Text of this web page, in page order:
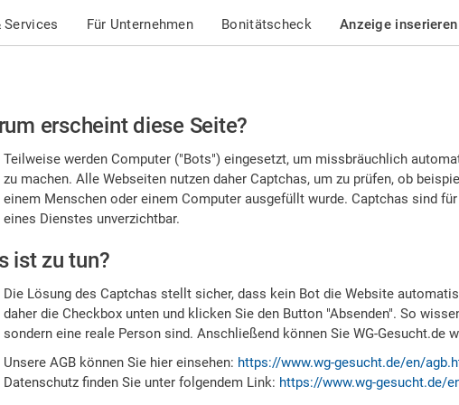
Services Für Unternehmen Bonitätscheck Anzeige inserieren
erscheint diese Seite?
Teilweise werden Computer ("Bots") eingesetzt, um missbräuchlich
zu machen. Alle Webseiten nutzen daher Captchas, um zu prüfen, ob
einem Menschen oder einem Computer ausgefüllt wurde. Captchas sind
eines Dienstes unverzichtbar.
ist zu tun?
Die Lösung des Captchas stellt sicher, dass kein Bot die Website
daher die Checkbox unten und klicken Sie den Button "Absenden". So
sondern eine reale Person sind. Anschließend können Sie WG-Gesucht.de
Unsere AGB können Sie hier einsehen: https://www.wg-gesucht.de/en/
Datenschutz finden Sie unter folgendem Link: https://www.wg-gesucht.de/